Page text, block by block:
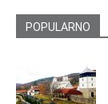
POPULARNO